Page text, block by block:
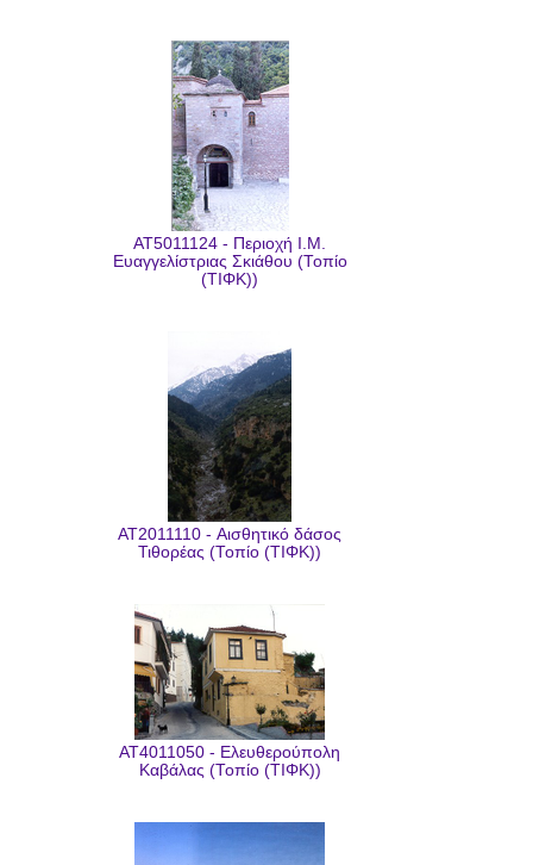
AT5011124 - Περιοχή Ι.Μ.
Ευαγγελίστριας Σκιάθου (Τοπίο
(ΤΙΦΚ))
AT2011110 - Αισθητικό δάσος
Τιθορέας (Τοπίο (ΤΙΦΚ))
AT4011050 - Ελευθερούπολη
Καβάλας (Τοπίο (ΤΙΦΚ))